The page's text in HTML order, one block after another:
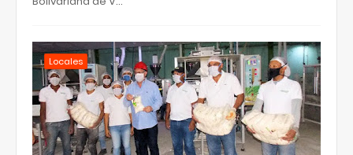
Locales